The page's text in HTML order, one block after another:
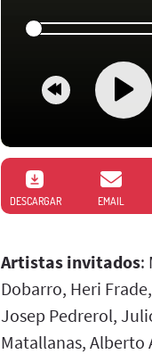
DESCARGAR EMAIL
Artistas invitados:
Dobarro, Heri
Josep Pedrerol,
Matallanas, Alberto